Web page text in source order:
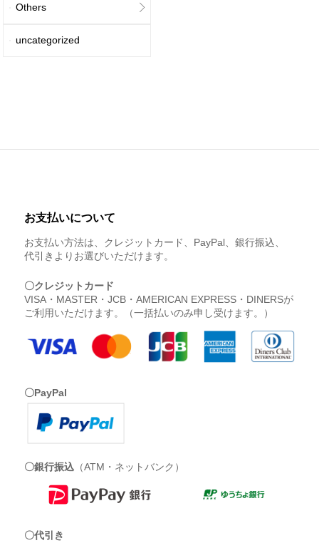
Others
uncategorized
お支払いについて
お支払い方法は、クレジットカード、PayPal、銀行振込、
代引きよりお選びいただけます。
〇クレジットカード
VISA・MASTER・JCB・AMERICAN EXPRESS・DINERSが
ご利用いただけます。（一括払いのみ申し受けます。）
〇PayPal
〇銀行振込 （ATM・ネットバンク）
〇代引き